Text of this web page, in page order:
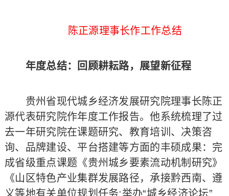
陈正源理事长作工作总结
年度总结：回顾耕耘路，展望新征程
贵州省现代城乡经济发展研究院理事长陈正
源代表研究院作年度工作报告。他系统梳理了过
去一年研究院在课题研究、教育培训、决策咨
询、品牌建设、平台搭建等方面的丰硕成果：完
成省级重点课题《贵州城乡要素流动机制研究》
《山区特色产业集群发展路径，承接黔西南、遵
义等地有关单位规划任务;举办“城乡经济论坛”